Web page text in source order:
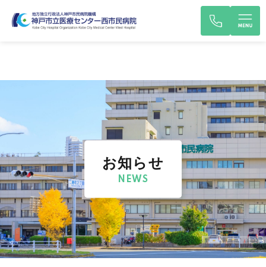
お知らせ
NEWS